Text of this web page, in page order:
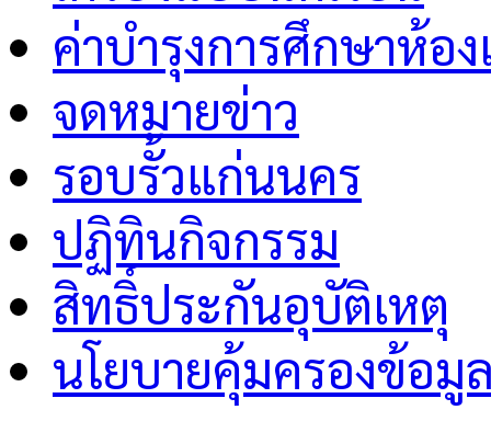
ค่าบำรุงการศึกษาห้อ
จดหมายข่าว
รอบรั้วแก่นนคร
ปฏิทินกิจกรรม
สิทธิ์ประกันอุบัติเหตุ
นโยบายคุ้มครองข้อ